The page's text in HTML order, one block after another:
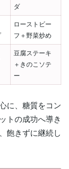
ダ
ローストビー
フ＋野菜炒め
豆腐ステーキ
＋きのこソテ
ー
に、糖質をコン
トの成功へ導き
飽きずに継続し